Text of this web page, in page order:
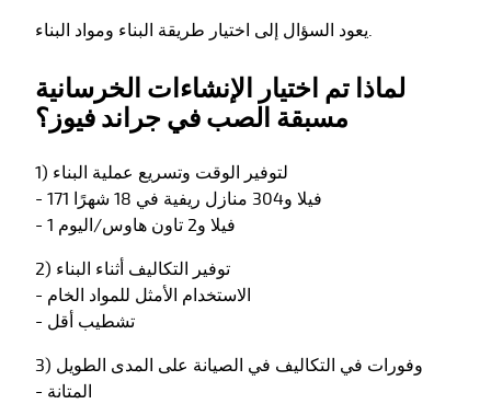
يعود السؤال إلى اختيار طريقة البناء ومواد البناء.
لماذا تم اختيار الإنشاءات الخرسانية
مسبقة الصب في جراند فيوز؟
1) لتوفير الوقت وتسريع عملية البناء
- 171 فيلا و304 منازل ريفية في 18 شهرًا
- 1 فيلا و2 تاون هاوس/اليوم
2) توفير التكاليف أثناء البناء
- الاستخدام الأمثل للمواد الخام
- تشطيب أقل
3) وفورات في التكاليف في الصيانة على المدى الطويل
- المتانة